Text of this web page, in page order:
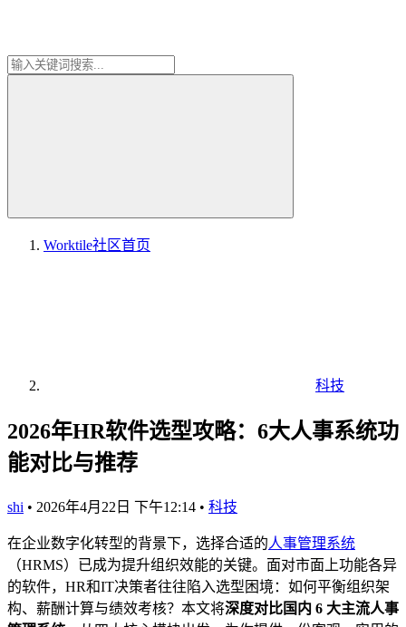
Worktile社区首页
科技
2026年HR软件选型攻略：6大人事系统功
能对比与推荐
shi • 2026年4月22日 下午12:14 • 科技
在企业数字化转型的背景下，选择合适的人事管理系统
（HRMS）已成为提升组织效能的关键。面对市面上功能各异
的软件，HR和IT决策者往往陷入选型困境：如何平衡组织架
构、薪酬计算与绩效考核？本文将深度对比国内 6 大主流人事